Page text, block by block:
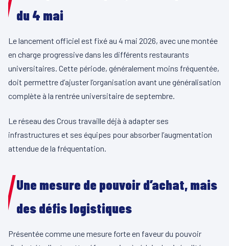
du 4 mai
Le lancement officiel est fixé au 4 mai 2026, avec une montée
en charge progressive dans les différents restaurants
universitaires. Cette période, généralement moins fréquentée,
doit permettre d’ajuster l’organisation avant une généralisation
complète à la rentrée universitaire de septembre.
Le réseau des Crous travaille déjà à adapter ses
infrastructures et ses équipes pour absorber l’augmentation
attendue de la fréquentation.
Une mesure de pouvoir d’achat, mais
des défis logistiques
Présentée comme une mesure forte en faveur du pouvoir